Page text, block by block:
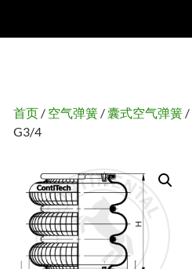
首页 / 空气弹簧 / 囊式空气弹簧 /
G3/4